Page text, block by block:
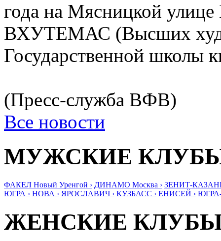
года на Мясницкой
ВХУТЕМАС (Высших
Государственной школы
(Пресс-служба ВФВ)
Все новости
МУЖСКИЕ
ФАКЕЛ Новый Уренгой › ДИНАМО Москва › ЗЕНИТ-
ЮГРА › НОВА › ЯРОСЛАВИЧ › КУЗБАСС › ЕНИСЕЙ ›
ЖЕНСКИЕ